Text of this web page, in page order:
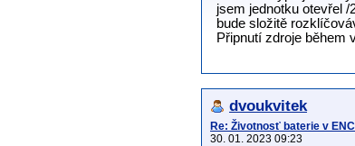
jsem jednotku otevřel
bude složitě
Připnutí zdroje během
dvoukvitek
Re: Životnosť baterie v
30. 01. 2023 09:23